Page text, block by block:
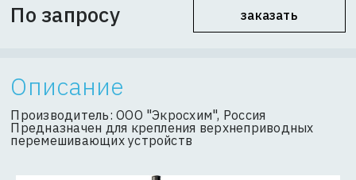
По запросу заказать
Описание
Производитель: ООО "Экросхим", Россия
Предназначен для крепления верхнеприводных
перемешивающих устройств